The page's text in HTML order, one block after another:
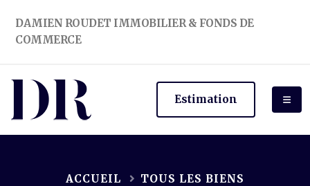
DAMIEN ROUDET IMMOBILIER & FONDS DE
COMMERCE
Estimation
ACCUEIL TOUS LES BIENS